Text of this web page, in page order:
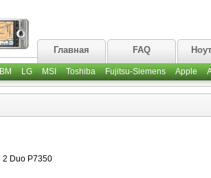
Главная FAQ
LG MSI Toshiba Fujitsu-Siemens Apple
2 Duo P7350